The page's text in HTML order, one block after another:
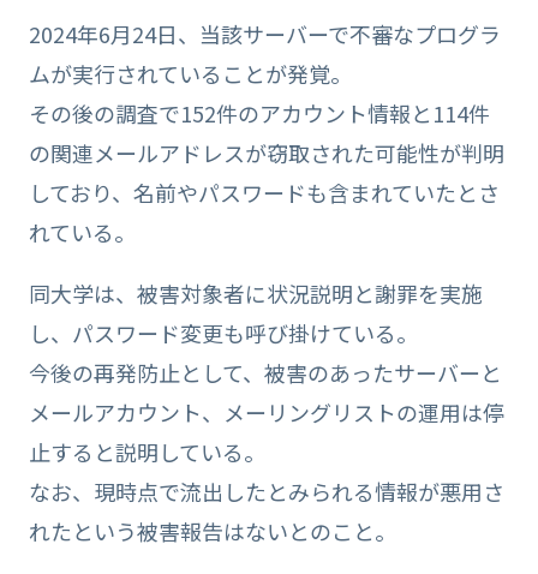
2024年6月24日、当該サーバーで不審なプログラ
ムが実行されていることが発覚。
その後の調査で152件のアカウント情報と114件
の関連メールアドレスが窃取された可能性が判明
しており、名前やパスワードも含まれていたとさ
れている。
同大学は、被害対象者に状況説明と謝罪を実施
し、パスワード変更も呼び掛けている。
今後の再発防止として、被害のあったサーバーと
メールアカウント、メーリングリストの運用は停
止すると説明している。
なお、現時点で流出したとみられる情報が悪用さ
れたという被害報告はないとのこと。